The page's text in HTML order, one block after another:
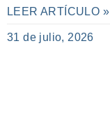
LEER ARTÍCULO »
31 de julio, 2026